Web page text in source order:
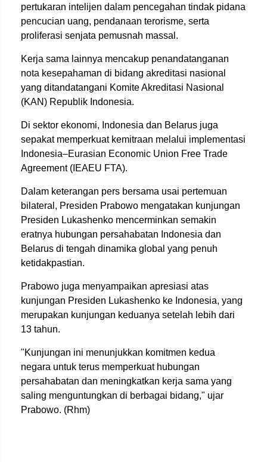
pertukaran intelijen dalam pencegahan tindak pidana
pencucian uang, pendanaan terorisme, serta
proliferasi senjata pemusnah massal.
Kerja sama lainnya mencakup penandatanganan
nota kesepahaman di bidang akreditasi nasional
yang ditandatangani Komite Akreditasi Nasional
(KAN) Republik Indonesia.
Di sektor ekonomi, Indonesia dan Belarus juga
sepakat memperkuat kemitraan melalui implementasi
Indonesia–Eurasian Economic Union Free Trade
Agreement (IEAEU FTA).
Dalam keterangan pers bersama usai pertemuan
bilateral, Presiden Prabowo mengatakan kunjungan
Presiden Lukashenko mencerminkan semakin
eratnya hubungan persahabatan Indonesia dan
Belarus di tengah dinamika global yang penuh
ketidakpastian.
Prabowo juga menyampaikan apresiasi atas
kunjungan Presiden Lukashenko ke Indonesia, yang
merupakan kunjungan keduanya setelah lebih dari
13 tahun.
"Kunjungan ini menunjukkan komitmen kedua
negara untuk terus memperkuat hubungan
persahabatan dan meningkatkan kerja sama yang
saling menguntungkan di berbagai bidang," ujar
Prabowo. (Rhm)